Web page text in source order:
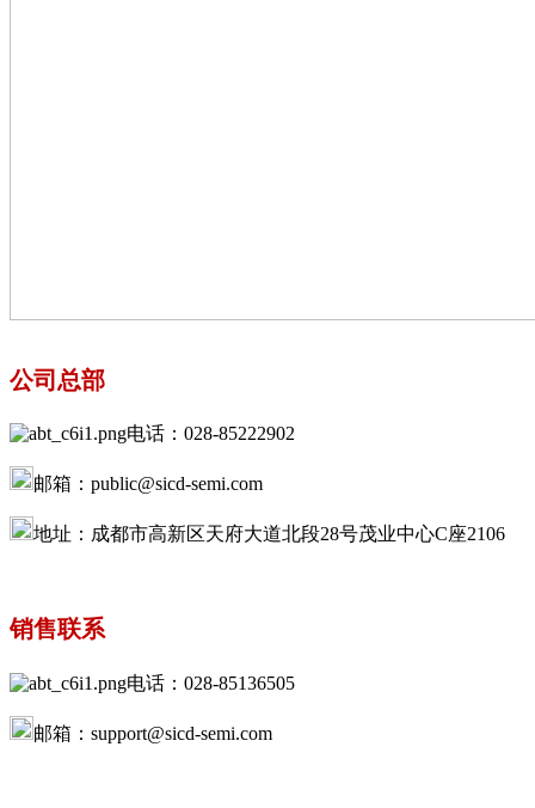
公司总部
电话：028-85222902
邮箱：public@sicd-semi.com
地址：成都市高新区天府大道北段28号茂业中心C座2106
销售联系
电话：028-85136505
邮箱：support@sicd-semi.com